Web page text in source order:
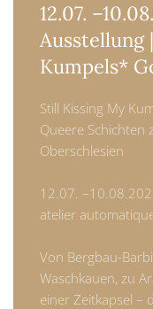
12.07.
Ausstellung
Kumpels*
Still Kissing My
Queere Schichten
Oberschlesien
12.07.
atelier
Von Bergbau-
Waschkauen, zu
einer Zeitkapsel –